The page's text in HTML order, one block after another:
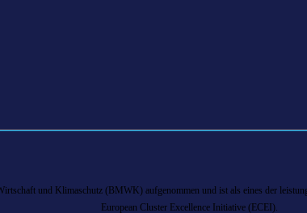
und Klimaschutz (BMWK) aufgenommen und ist als eines der
European Cluster Excellence Initiative (ECEI).